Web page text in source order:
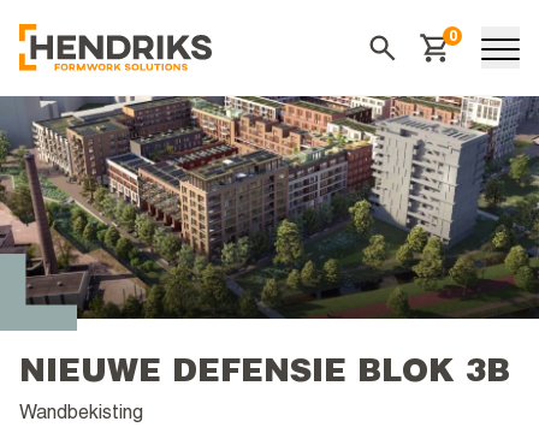
0
Winkelwagen
NIEUWE DEFENSIE BLOK 3B
Wandbekisting